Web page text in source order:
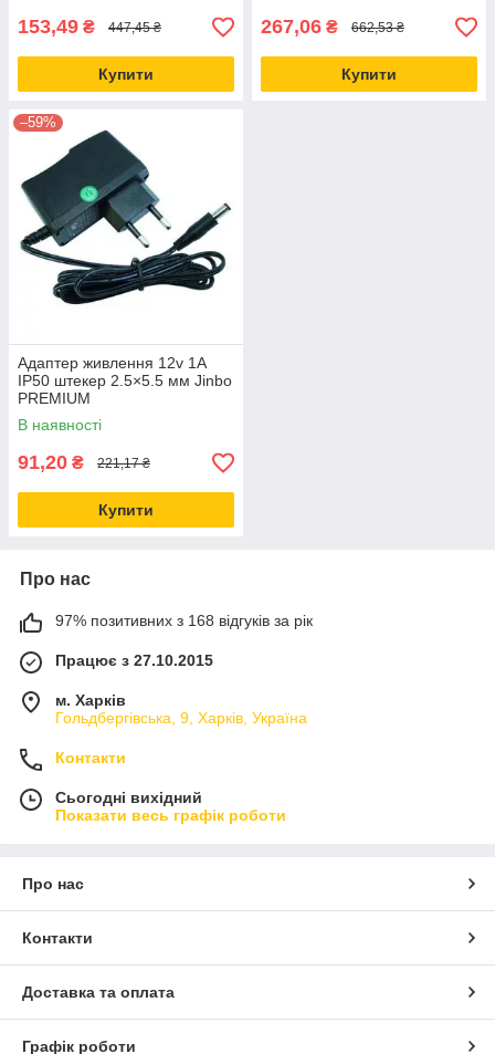
153,49 ₴ 447,45 ₴
Купити
267,06 ₴ 662,53 ₴
Купити
–59%
Адаптер живлення 12v 1А
IP50 штекер 2.5×5.5 мм Jinbo
PREMIUM
В наявності
91,20 ₴ 221,17 ₴
Купити
Про нас
97% позитивних з 168 відгуків за рік
Працює з 27.10.2015
м. Харків
Гольдбергівська, 9, Харків, Україна
Контакти
Сьогодні вихідний
Показати весь графік роботи
Про нас
Контакти
Доставка та оплата
Графік роботи